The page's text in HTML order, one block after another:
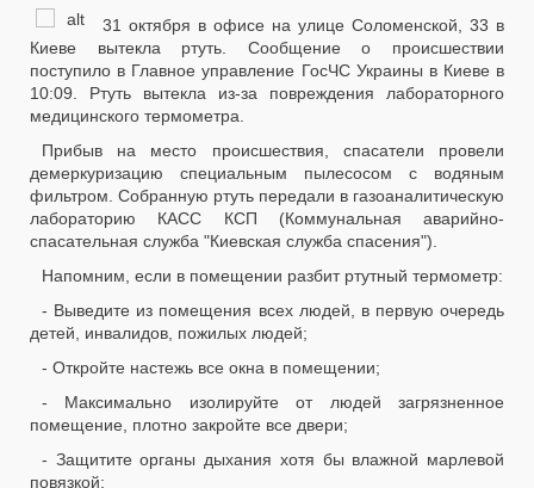
31 октября в офисе на улице Соломенской, 33 в
Киеве вытекла ртуть. Сообщение о происшествии
поступило в Главное управление ГосЧС Украины в Киеве в
10:09. Ртуть вытекла из-за повреждения лабораторного
медицинского термометра.
Прибыв на место происшествия, спасатели провели
демеркуризацию специальным пылесосом с водяным
фильтром. Собранную ртуть передали в газоаналитическую
лабораторию КАСС КСП (Коммунальная аварийно-
спасательная служба "Киевская служба спасения").
Напомним, если в помещении разбит ртутный термометр:
- Выведите из помещения всех людей, в первую очередь
детей, инвалидов, пожилых людей;
- Откройте настежь все окна в помещении;
- Максимально изолируйте от людей загрязненное
помещение, плотно закройте все двери;
- Защитите органы дыхания хотя бы влажной марлевой
повязкой;